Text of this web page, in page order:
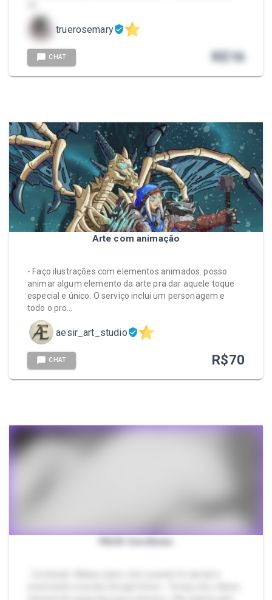
truerosemary
CHAT R$16
Arte com animação
- Faço ilustrações com elementos animados. posso
animar algum elemento da arte pra dar aquele toque
especial e único. O serviço inclui um personagem e
todo o pro…
aesir_art_studio
CHAT R$70
PACK Curvilíneo